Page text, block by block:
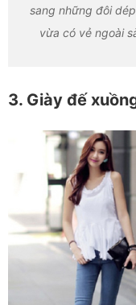
sang những đôi
vừa có vẻ ngoài
3. Giày đế